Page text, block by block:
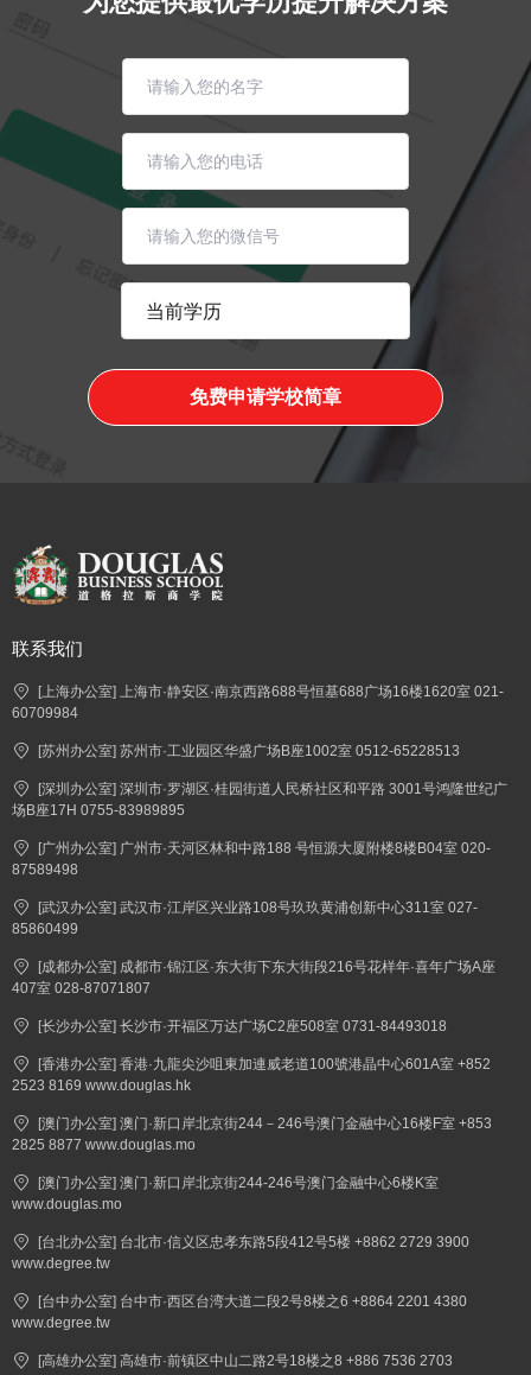
免费申请学校简章
联系我们
[上海办公室] 上海市·静安区·南京西路688号恒基688广场16楼1620室 021-
60709984
[苏州办公室] 苏州市·工业园区华盛广场B座1002室 0512-65228513
[深圳办公室] 深圳市·罗湖区·桂园街道人民桥社区和平路 3001号鸿隆世纪广
场B座17H 0755-83989895
[广州办公室] 广州市·天河区林和中路188 号恒源大厦附楼8楼B04室 020-
87589498
[武汉办公室] 武汉市·江岸区兴业路108号玖玖黄浦创新中心311室 027-
85860499
[成都办公室] 成都市·锦江区·东大街下东大街段216号花样年·喜年广场A座
407室 028-87071807
[长沙办公室] 长沙市·开福区万达广场C2座508室 0731-84493018
[香港办公室] 香港·九龍尖沙咀東加連威老道100號港晶中心601A室 +852
2523 8169 www.douglas.hk
[澳门办公室] 澳门·新口岸北京街244－246号澳门金融中心16楼F室 +853
2825 8877 www.douglas.mo
[澳门办公室] 澳门·新口岸北京街244-246号澳门金融中心6楼K室
www.douglas.mo
[台北办公室] 台北市·信义区忠孝东路5段412号5楼 +8862 2729 3900
www.degree.tw
[台中办公室] 台中市·西区台湾大道二段2号8楼之6 +8864 2201 4380
www.degree.tw
[高雄办公室] 高雄市·前镇区中山二路2号18楼之8 +886 7536 2703